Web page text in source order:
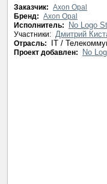
Заказчик: Axon Opal
Бренд: Axon Opal
Исполнитель:
No Logo
Участники: Дмитрий
Отрасль: IT /
Проект добавлен: No